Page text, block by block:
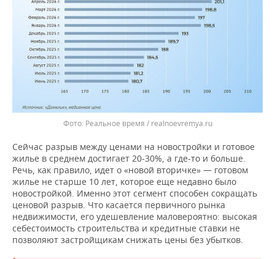
Реальное время / realnoevremya.ru
Сейчас разрыв между ценами на новостройки и готовое
жилье в среднем достигает 20-30%, а где-то и больше.
Речь, как правило, идет о «новой вторичке» — готовом
жилье не старше 10 лет, которое еще недавно было
новостройкой. Именно этот сегмент способен сокращать
ценовой разрыв. Что касается первичного рынка
недвижимости, его удешевление маловероятно: высокая
себестоимость строительства и кредитные ставки не
позволяют застройщикам снижать цены без убытков.